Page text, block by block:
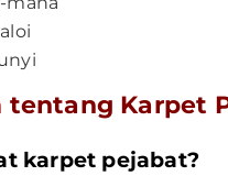
tentang Karpet
karpet pejabat?